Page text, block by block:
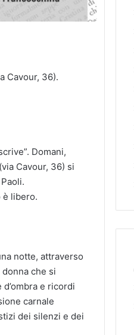
Cavour, 36).
Domani,
Cavour, 36) si
è libero.
notte, attraverso
che si
e ricordi
carnale
dei silenzi e dei